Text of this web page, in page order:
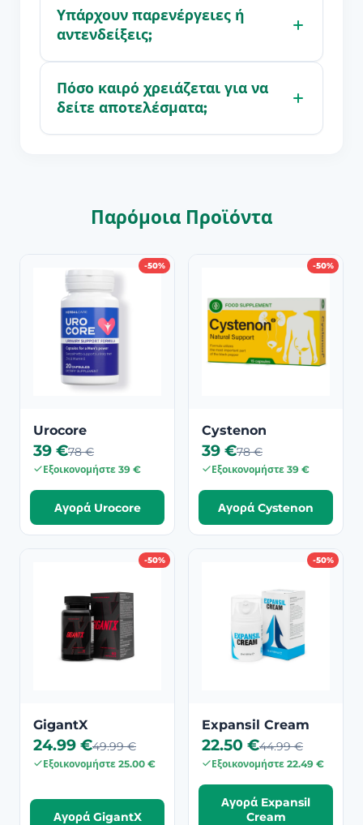
Υπάρχουν παρενέργειες ή
αντενδείξεις;
Πόσο καιρό χρειάζεται για να
δείτε αποτελέσματα;
Παρόμοια Προϊόντα
-50%
Urocore
39 €78 €
Εξοικονομήστε 39 €
Αγορά Urocore
-50%
Cystenon
39 €78 €
Εξοικονομήστε 39 €
Αγορά Cystenon
-50%
GigantX
24.99 €49.99 €
Εξοικονομήστε 25.00 €
Αγορά GigantX
-50%
Expansil Cream
22.50 €44.99 €
Εξοικονομήστε 22.49 €
Αγορά Expansil
Cream